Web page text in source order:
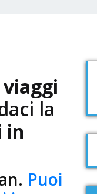
la
in
Puoi